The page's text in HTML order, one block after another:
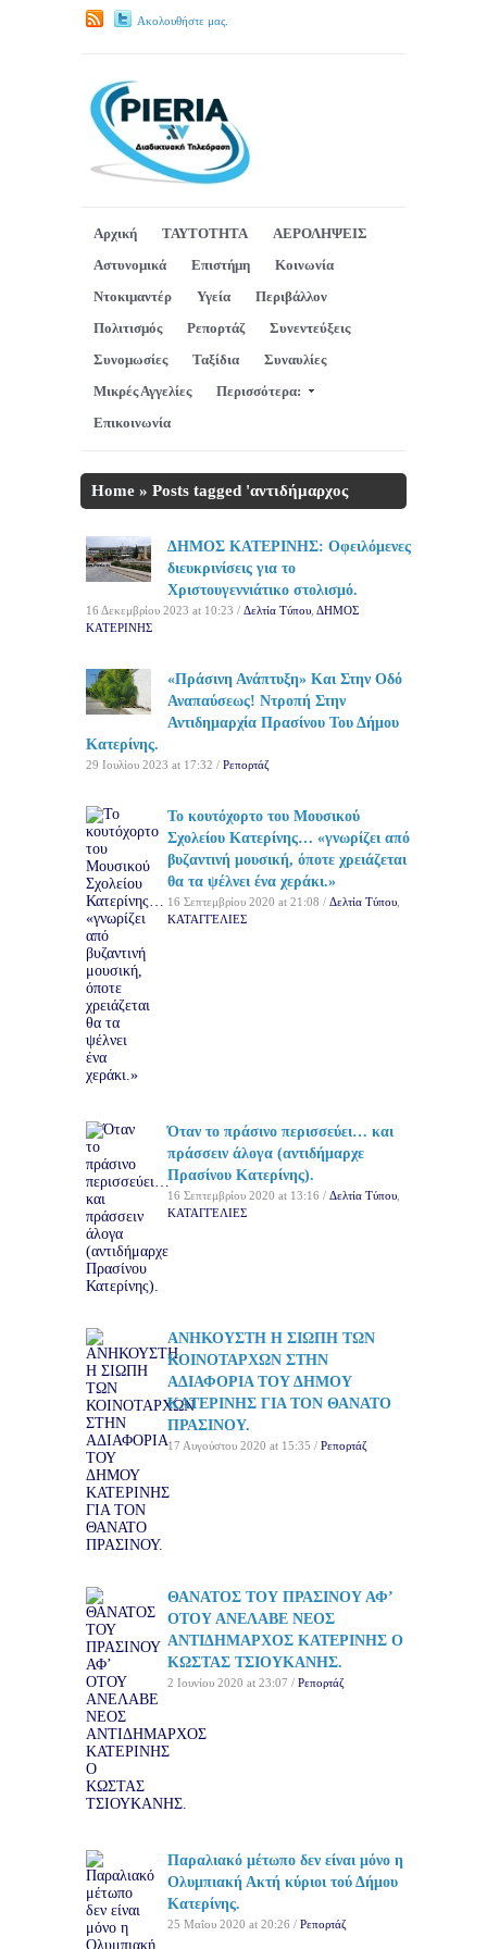
Ακολουθήστε μας.
Αρχική ΤΑΥΤΟΤΗΤΑ
ΑΕΡΟΛΗΨΕΙΣ
Αστυνομικά
Επιστήμη
Κοινωνία
Ντοκιμαντέρ
Υγεία
Περιβάλλον
Πολιτισμός
Ρεπορτάζ
Συνεντεύξεις
Συνομωσίες
Ταξίδια
Συναυλίες
Μικρές Αγγελίες
Περισσότερα:
Επικοινωνία
Home » Posts tagged 'αντιδήμαρχος
ΔΗΜΟΣ ΚΑΤΕΡΙΝΗΣ: Οφειλόμενες
διευκρινίσεις για το
Χριστουγεννιάτικο στολισμό.
16 Δεκεμβρίου 2023 at 10:23 / Δελτία Τύπου ΔΗΜΟΣ
ΚΑΤΕΡΙΝΗΣ
«Πράσινη Ανάπτυξη» Και Στην Οδό
Αναπαύσεως! Ντροπή Στην
Αντιδημαρχία Πρασίνου Του Δήμου
Κατερίνης.
29 Ιουλίου 2023 at 17:32 / Ρεπορτάζ
Το κουτόχορτο του Μουσικού
Σχολείου Κατερίνης… «γνωρίζει από
βυζαντινή μουσική, όποτε χρειάζεται
θα τα ψέλνει ένα χεράκι.»
16 Σεπτεμβρίου 2020 at 21:08 / Δελτία Τύπου
ΚΑΤΑΓΓΕΛΙΕΣ
Όταν το πράσινο περισσεύει… και
πράσσειν άλογα (αντιδήμαρχε
Πρασίνου Κατερίνης).
16 Σεπτεμβρίου 2020 at 13:16 / Δελτία Τύπου
ΚΑΤΑΓΓΕΛΙΕΣ
ΑΝΗΚΟΥΣΤΗ Η ΣΙΩΠΗ ΤΩΝ
ΚΟΙΝΟΤΑΡΧΩΝ ΣΤΗΝ
ΑΔΙΑΦΟΡΙΑ ΤΟΥ ΔΗΜΟΥ
ΚΑΤΕΡΙΝΗΣ ΓΙΑ ΤΟΝ ΘΑΝΑΤΟ
ΠΡΑΣΙΝΟΥ.
17 Αυγούστου 2020 at 15:35 / Ρεπορτάζ
ΘΑΝΑΤΟΣ ΤΟΥ ΠΡΑΣΙΝΟΥ ΑΦ’
ΟΤΟΥ ΑΝΕΛΑΒΕ ΝΕΟΣ
ΑΝΤΙΔΗΜΑΡΧΟΣ ΚΑΤΕΡΙΝΗΣ Ο
ΚΩΣΤΑΣ ΤΣΙΟΥΚΑΝΗΣ.
2 Ιουνίου 2020 at 23:07 / Ρεπορτάζ
Παραλιακό μέτωπο δεν είναι μόνο η
Ολυμπιακή Ακτή κύριοι τού Δήμου
Κατερίνης.
25 Μαΐου 2020 at 20:26 / Ρεπορτάζ